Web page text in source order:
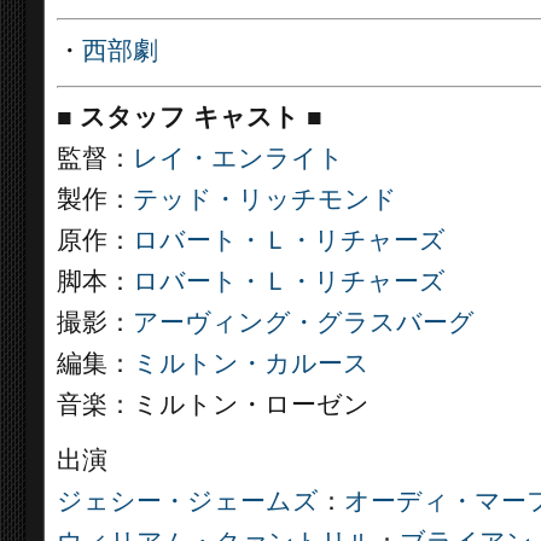
・ 西部劇
■ スタッフ キャスト ■
監督： レイ・エンライト
製作： テッド・リッチモンド
原作： ロバート・Ｌ・リチャーズ
脚本： ロバート・Ｌ・リチャーズ
撮影： アーヴィング・グラスバーグ
編集： ミルトン・カルース
音楽：ミルトン・ローゼン
出演
ジェシー・ジェームズ ： オーディ・マー